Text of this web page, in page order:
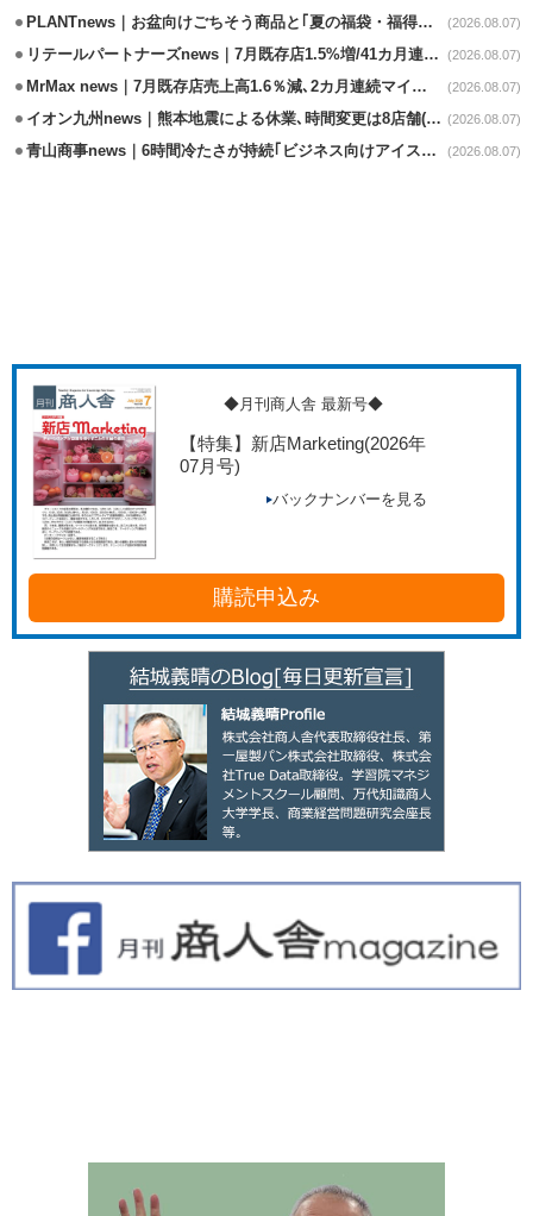
PLANTnews｜お盆向けごちそう商品と｢夏の福袋・福得カート｣8/8から開催 (2026.08.07)
リテールパートナーズnews｜7月既存店1.5%増/41カ月連続増 (2026.08.07)
MrMax news｜7月既存店売上高1.6％減､2カ月連続マイナス (2026.08.07)
イオン九州news｜熊本地震による休業､時間変更は8店舗(8/7時点) (2026.08.07)
青山商事news｜6時間冷たさが持続｢ビジネス向けアイスベスト｣発売 (2026.08.07)
◆月刊商人舎 最新号◆
【特集】新店Marketing(2026年
07月号)
バックナンバーを見る
購読申込み